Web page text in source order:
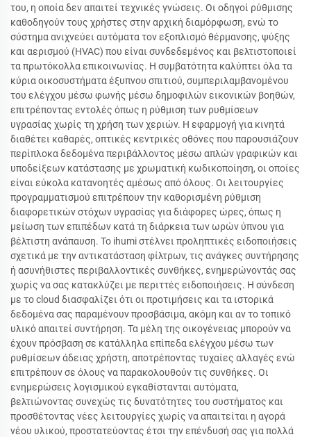
του, η οποία δεν απαιτεί τεχνικές γνώσεις. Οι οδηγοί ρύθμισης
καθοδηγούν τους χρήστες στην αρχική διαμόρφωση, ενώ το
σύστημα ανιχνεύει αυτόματα τον εξοπλισμό θέρμανσης, ψύξης
και αερισμού (HVAC) που είναι συνδεδεμένος και βελτιστοποιεί
τα πρωτόκολλα επικοινωνίας. Η συμβατότητα καλύπτει όλα τα
κύρια οικοσυστήματα έξυπνου σπιτιού, συμπεριλαμβανομένου
του ελέγχου μέσω φωνής μέσω δημοφιλών εικονικών βοηθών,
επιτρέποντας εντολές όπως η ρύθμιση των ρυθμίσεων
υγρασίας χωρίς τη χρήση των χεριών. Η εφαρμογή για κινητά
διαθέτει καθαρές, οπτικές κεντρικές οθόνες που παρουσιάζουν
περίπλοκα δεδομένα περιβάλλοντος μέσω απλών γραφικών και
υποδείξεων κατάστασης με χρωματική κωδικοποίηση, οι οποίες
είναι εύκολα κατανοητές αμέσως από όλους. Οι λειτουργίες
προγραμματισμού επιτρέπουν την καθορισμένη ρύθμιση
διαφορετικών στόχων υγρασίας για διάφορες ώρες, όπως η
μείωση των επιπέδων κατά τη διάρκεια των ωρών ύπνου για
βέλτιστη ανάπαυση. Το ihumi στέλνει προληπτικές ειδοποιήσεις
σχετικά με την αντικατάσταση φίλτρων, τις ανάγκες συντήρησης
ή ασυνήθιστες περιβαλλοντικές συνθήκες, ενημερώνοντάς σας
χωρίς να σας κατακλύζει με περιττές ειδοποιήσεις. Η σύνδεση
με το cloud διασφαλίζει ότι οι προτιμήσεις και τα ιστορικά
δεδομένα σας παραμένουν προσβάσιμα, ακόμη και αν το τοπικό
υλικό απαιτεί συντήρηση. Τα μέλη της οικογένειας μπορούν να
έχουν πρόσβαση σε κατάλληλα επίπεδα ελέγχου μέσω των
ρυθμίσεων άδειας χρήστη, αποτρέποντας τυχαίες αλλαγές ενώ
επιτρέπουν σε όλους να παρακολουθούν τις συνθήκες. Οι
ενημερώσεις λογισμικού εγκαθίστανται αυτόματα,
βελτιώνοντας συνεχώς τις δυνατότητες του συστήματος και
προσθέτοντας νέες λειτουργίες χωρίς να απαιτείται η αγορά
νέου υλικού, προστατεύοντας έτσι την επένδυσή σας για πολλά